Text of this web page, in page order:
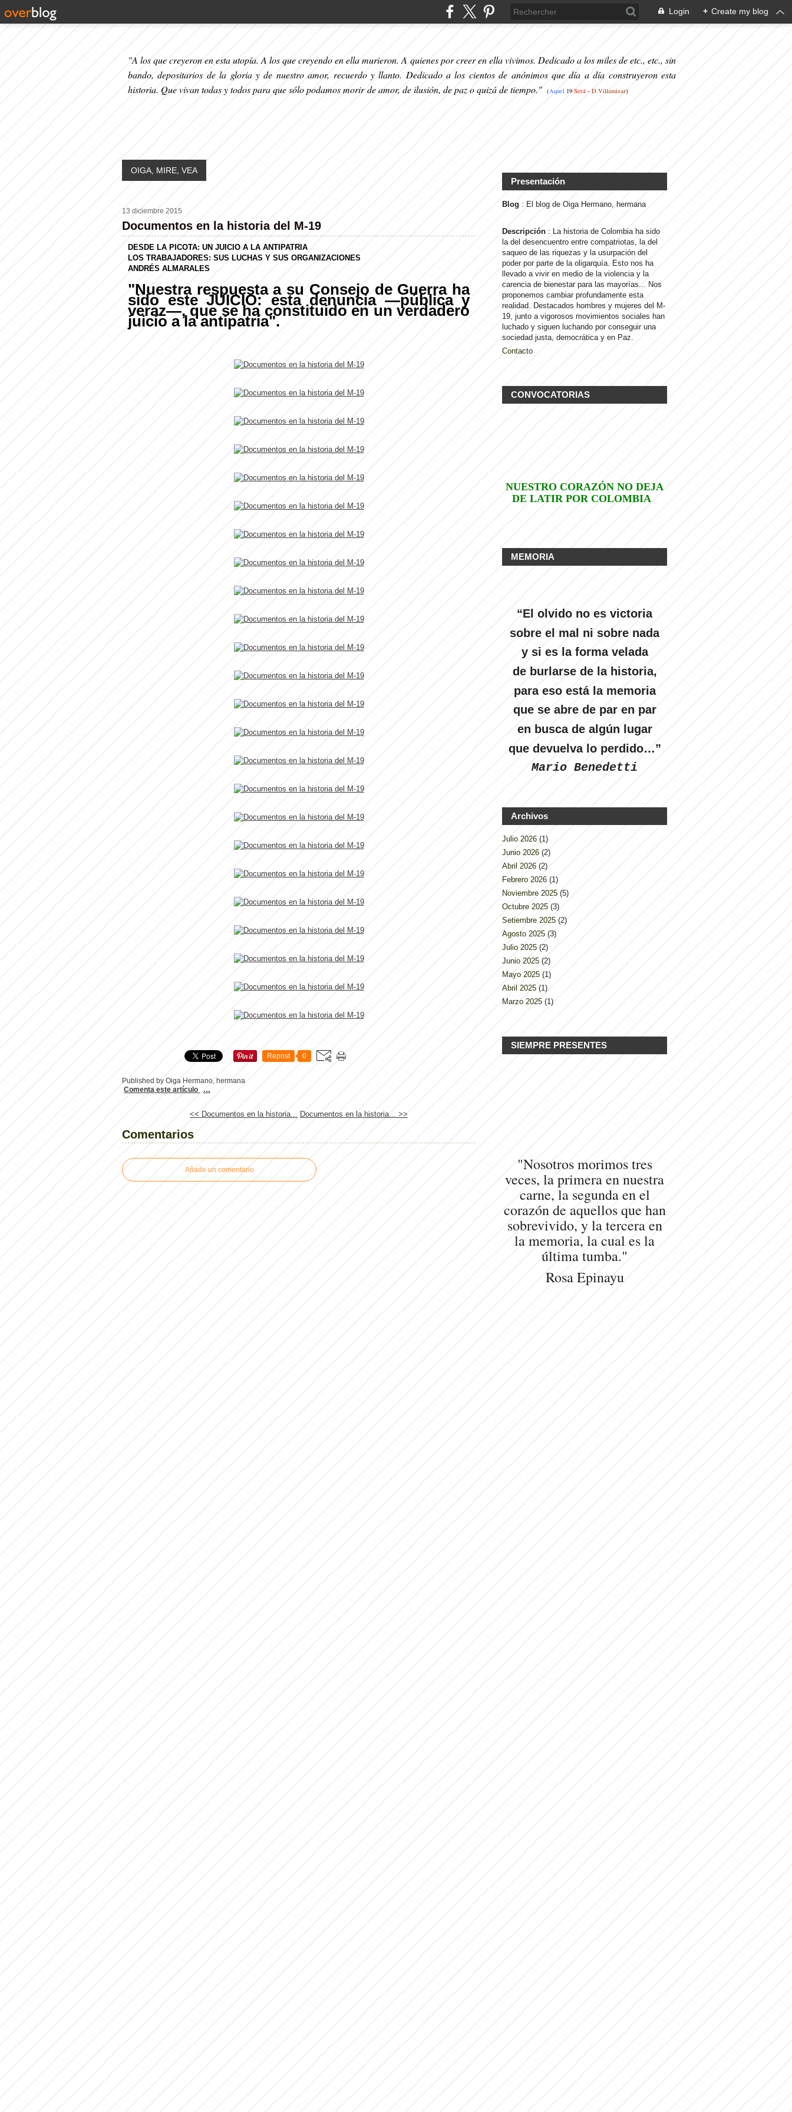
Login + Create my blog
"A los que creyeron en esta utopía. A los que creyendo en ella murieron. A quienes por creer en ella vivimos. Dedicado a los miles de etc., etc., sin
bando, depositarios de la gloria y de nuestro amor, recuerdo y llanto. Dedicado a los cientos de anónimos que día a día construyeron esta
historia. Que vivan todas y todos para que sólo podamos morir de amor, de ilusión, de paz o quizá de tiempo." (Aquel 19 Será - D.Villamizar)
OIGA, MIRE, VEA
13 diciembre 2015
Documentos en la historia del M-19
DESDE LA PICOTA: UN JUICIO A LA ANTIPATRIA
LOS TRABAJADORES: SUS LUCHAS Y SUS ORGANIZACIONES
ANDRÉS ALMARALES
"Nuestra respuesta a su Consejo de Guerra ha
sido este JUICIO: esta denuncia —pública y
veraz—, que se ha constituido en un verdadero
juicio a la antipatria".
Repost 0
Published by Oiga Hermano, hermana
Comenta este artículo
…
<< Documentos en la historia... Documentos en la historia... >>
Comentarios
Añade un comentario
Presentación
Blog : El blog de Oiga Hermano, hermana
Descripción : La historia de Colombia ha sido
la del desencuentro entre compatriotas, la del
saqueo de las riquezas y la usurpación del
poder por parte de la oligarquía. Esto nos ha
llevado a vivir en medio de la violencia y la
carencia de bienestar para las mayorías... Nos
proponemos cambiar profundamente esta
realidad. Destacados hombres y mujeres del M-
19, junto a vigorosos movimientos sociales han
luchado y siguen luchando por conseguir una
sociedad justa, democrática y en Paz.
Contacto
CONVOCATORIAS
NUESTRO CORAZÓN NO DEJA
DE LATIR POR COLOMBIA
MEMORIA
“El olvido no es victoria
sobre el mal ni sobre nada
y si es la forma velada
de burlarse de la historia,
para eso está la memoria
que se abre de par en par
en busca de algún lugar
que devuelva lo perdido…”
Mario Benedetti
Archivos
Julio 2026 (1)
Junio 2026 (2)
Abril 2026 (2)
Febrero 2026 (1)
Noviembre 2025 (5)
Octubre 2025 (3)
Setiembre 2025 (2)
Agosto 2025 (3)
Julio 2025 (2)
Junio 2025 (2)
Mayo 2025 (1)
Abril 2025 (1)
Marzo 2025 (1)
SIEMPRE PRESENTES
"Nosotros morimos tres
veces, la primera en nuestra
carne, la segunda en el
corazón de aquellos que han
sobrevivido, y la tercera en
la memoria, la cual es la
última tumba."
Rosa Epinayu